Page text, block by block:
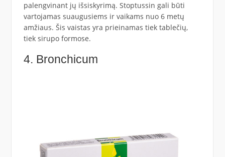
palengvinant jų išsiskyrimą. Stoptussin gali būti
vartojamas suaugusiems ir vaikams nuo 6 metų
amžiaus. Šis vaistas yra prieinamas tiek tablečių,
tiek sirupo formose.
4. Bronchicum